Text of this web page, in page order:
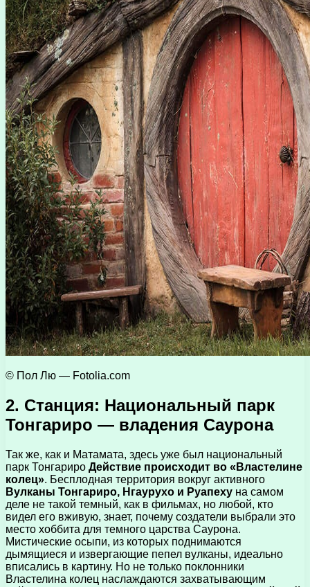
© Пол Лю — Fotolia.com
2. Станция: Национальный парк
Тонгариро — владения Саурона
Так же, как и Матамата, здесь уже был национальный
парк Тонгариро Действие происходит во «Властелине
колец». Бесплодная территория вокруг активного
Вулканы Тонгариро, Нгаурухо и Руапеху на самом
деле не такой темный, как в фильмах, но любой, кто
видел его вживую, знает, почему создатели выбрали это
место хоббита для темного царства Саурона.
Мистические осыпи, из которых поднимаются
дымящиеся и извергающие пепел вулканы, идеально
вписались в картину. Но не только поклонники
Властелина колец наслаждаются захватывающим